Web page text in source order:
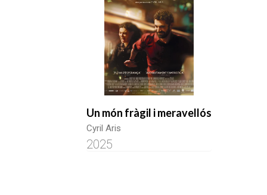
Un món fràgil i meravellós
Cyril Aris
2025